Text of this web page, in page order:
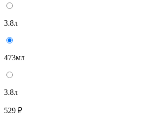
3.8л
473мл
3.8л
529 ₽